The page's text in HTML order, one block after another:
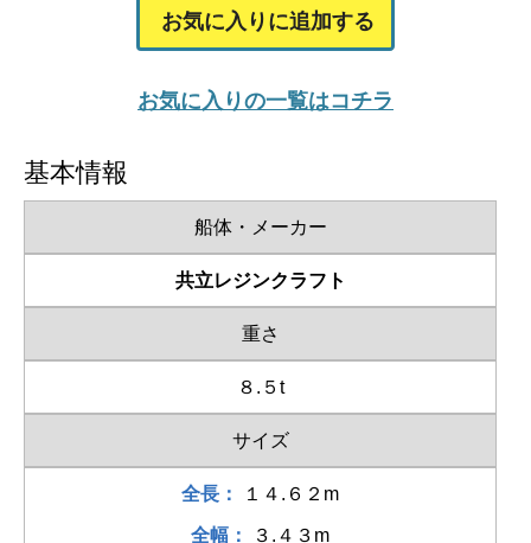
お気に入りに追加する
お気に入りの一覧はコチラ
基本情報
船体・メーカー
共立レジンクラフト
重さ
８.５t
サイズ
全長： １４.６２m
全幅： ３.４３m